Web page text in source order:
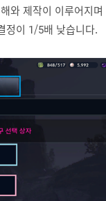
와 제작이 이루어지며
정이 1/5배 낮습니다.